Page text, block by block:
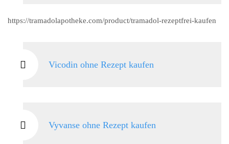
https://tramadolapotheke.com/product/tramadol-rezeptfrei-kaufen
Vicodin ohne Rezept kaufen
Vyvanse ohne Rezept kaufen